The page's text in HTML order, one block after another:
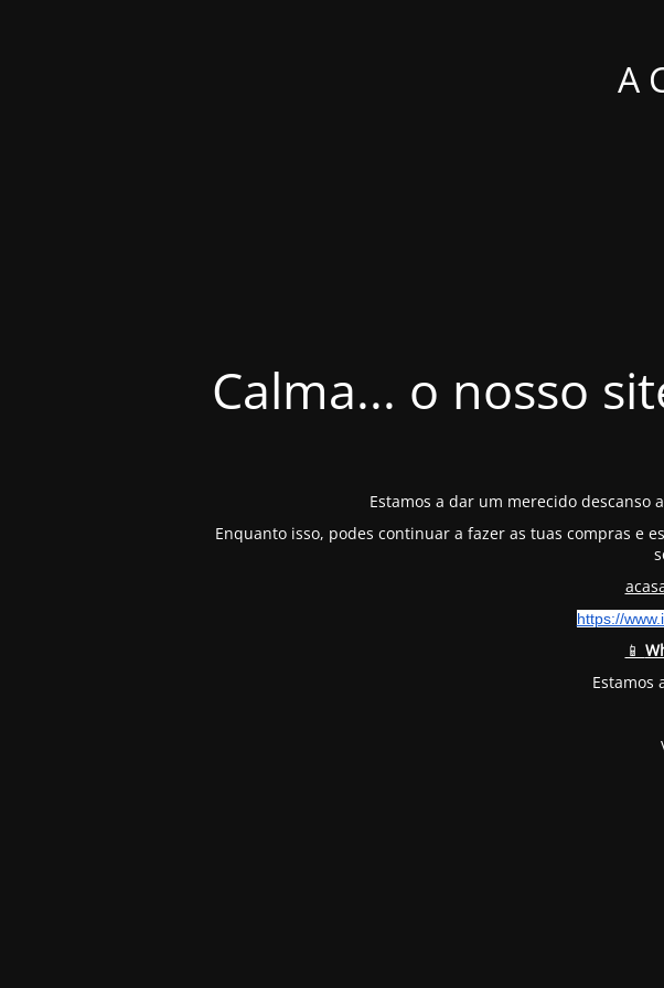
A
Calma... o nosso
Estamos a dar um merecido
Enquanto isso, podes continuar a fazer as tuas compras e
https://
📱
Estamos